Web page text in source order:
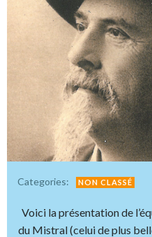
Categories: NON CLASSÉ
Voici la présentation de
du Mistral (celui de plus